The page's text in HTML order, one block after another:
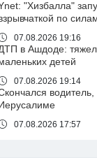
"Хизбалла"
по
07.08.2026 19:16
в Ашдоде:
детей
07.08.2026 19:14
Иерусалиме
07.08.2026 17:57